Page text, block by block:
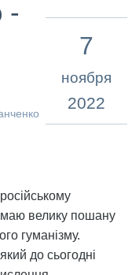
-
7
ноября
2022
маю велику пошану
гуманізму.
до сьогодні